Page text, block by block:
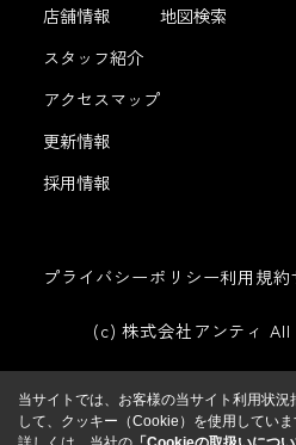
店舗情報
スタッフ紹介
アクセスマップ
更新情報
採用情報
地図検索
プライバシーポリシー利用規約
(c) 株式会社アンティ
当サイトでは、お客様の当サイト利用状
して、クッキー（Cookie）を使用していま